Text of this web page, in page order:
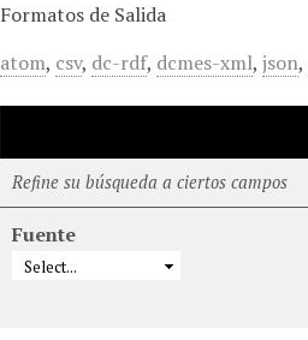
Formatos de Salida
atom, csv, dc-rdf, dcmes-xml,json,
Refine su búsqueda a ciertos campos
Fuente